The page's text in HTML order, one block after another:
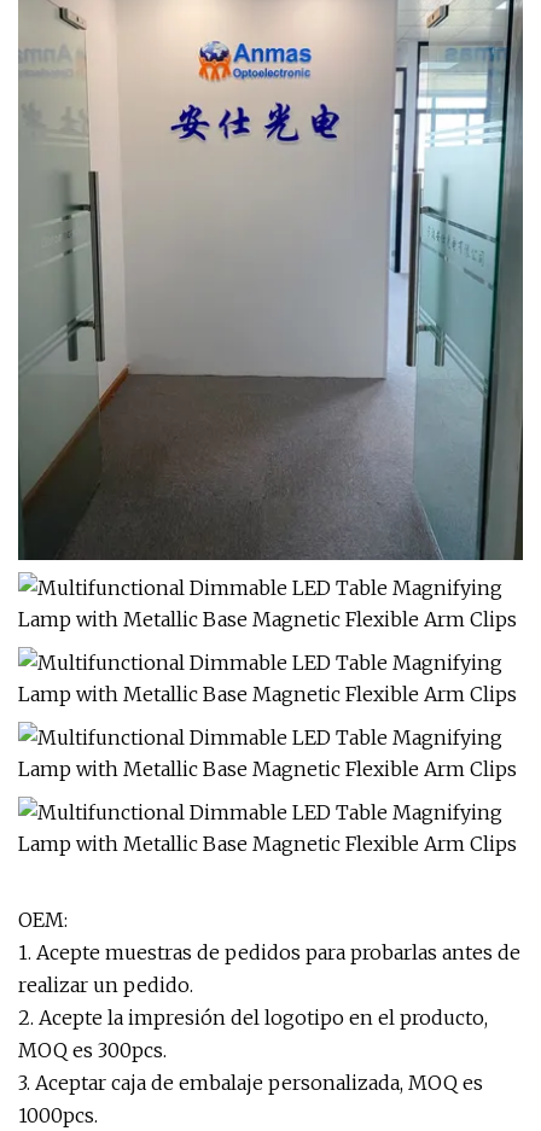
OEM:
1. Acepte muestras de pedidos para probarlas antes de
realizar un pedido.
2. Acepte la impresión del logotipo en el producto,
MOQ es 300pcs.
3. Aceptar caja de embalaje personalizada, MOQ es
1000pcs.